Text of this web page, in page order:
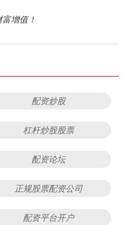
增值！
配资炒股
杠杆炒股股票
配资论坛
正规股票配资公司
配资平台开户